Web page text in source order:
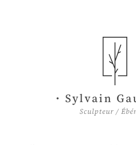
Sylvain
Sculpteur /